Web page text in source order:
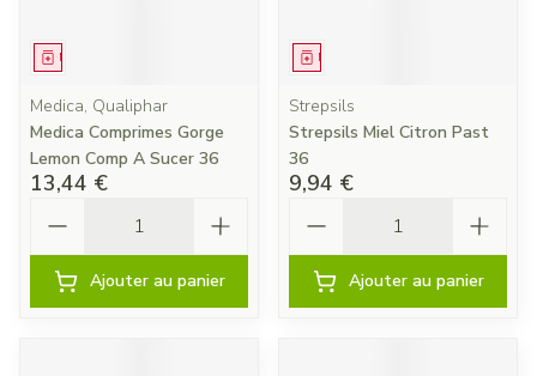
Médicament
Medica, Qualiphar
Medica Comprimes Gorge
Lemon Comp A Sucer 36
13,44 €
Ajouter au panier
Médicament
Strepsils
Strepsils Miel Citron Past
36
9,94 €
Ajouter au panier